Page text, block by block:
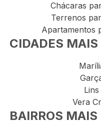
Chácaras
Terrenos
Apartamentos
CIDADES MAIS
Lins
Vera
BAIRROS